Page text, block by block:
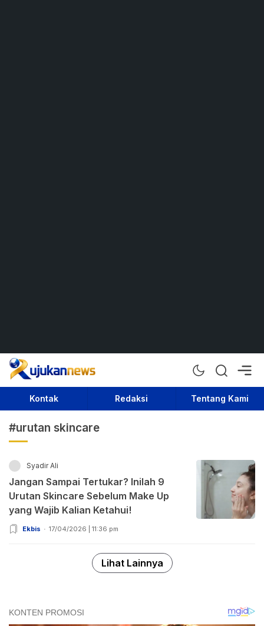
Rujukan News
Satu Rujukan Sejuta Informasi
Kontak Redaksi Tentang Kami
#urutan skincare
Syadir Ali
Jangan Sampai Tertukar? Inilah 9
Urutan Skincare Sebelum Make Up
yang Wajib Kalian Ketahui!
Ekbis 17/04/2026 | 11:36 pm
Lihat Lainnya